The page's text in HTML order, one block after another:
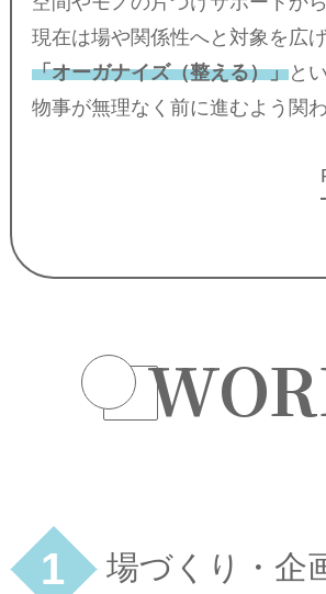
現在は場や関係性へと対象を広げ
「オーガナイズ（整える）」と
物事が無理なく前に進むよう関
1 場づくり・企